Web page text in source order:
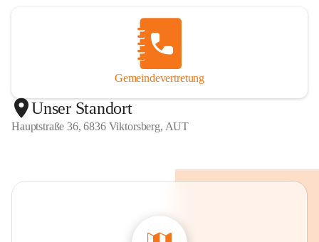
Gemeindevertretung
Unser Standort
Hauptstraße 36, 6836 Viktorsberg, AUT